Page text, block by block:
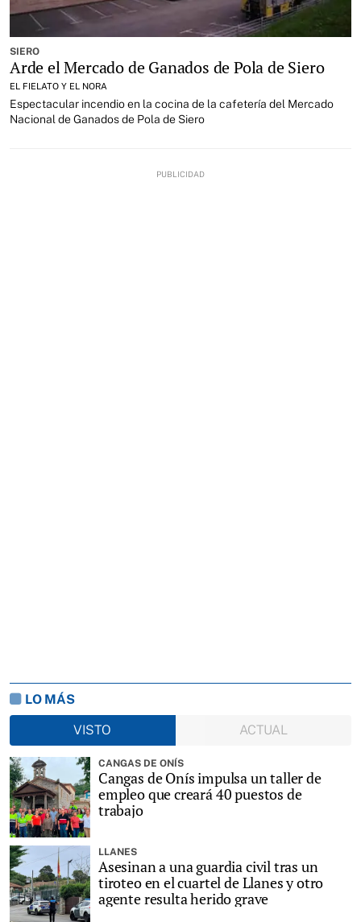
SIERO
Arde el Mercado de Ganados de Pola de Siero
EL FIELATO Y EL NORA
Espectacular incendio en la cocina de la cafetería del Mercado
Nacional de Ganados de Pola de Siero
LO MÁS
VISTO
ACTUAL
CANGAS DE ONÍS
Cangas de Onís impulsa un taller de
empleo que creará 40 puestos de
trabajo
LLANES
Asesinan a una guardia civil tras un
tiroteo en el cuartel de Llanes y otro
agente resulta herido grave